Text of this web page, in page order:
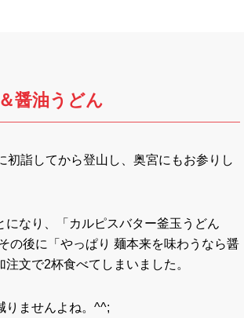
醤油うどん
詣してから登山し、奥宮にもお参りし
なり、「カルピスバター釜玉うどん
の後に「やっぱり 麺本来を味わうなら醤
文で2杯食べてしまいました。
りませんよね。^^;